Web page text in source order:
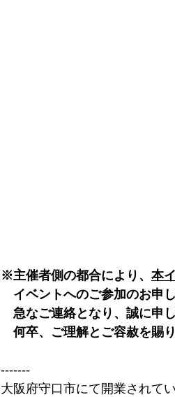
※主催者側の都合により、 本
イベントへのご参加のお申
急なご連絡となり、誠に申
何卒、ご理解とご容赦を賜
-------
大阪府守口市にて開業されて